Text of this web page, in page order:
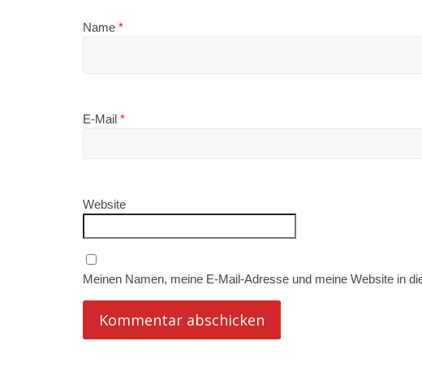
Name *
E-Mail *
Website
Meinen Namen, meine E-Mail-Adresse und meine Website in